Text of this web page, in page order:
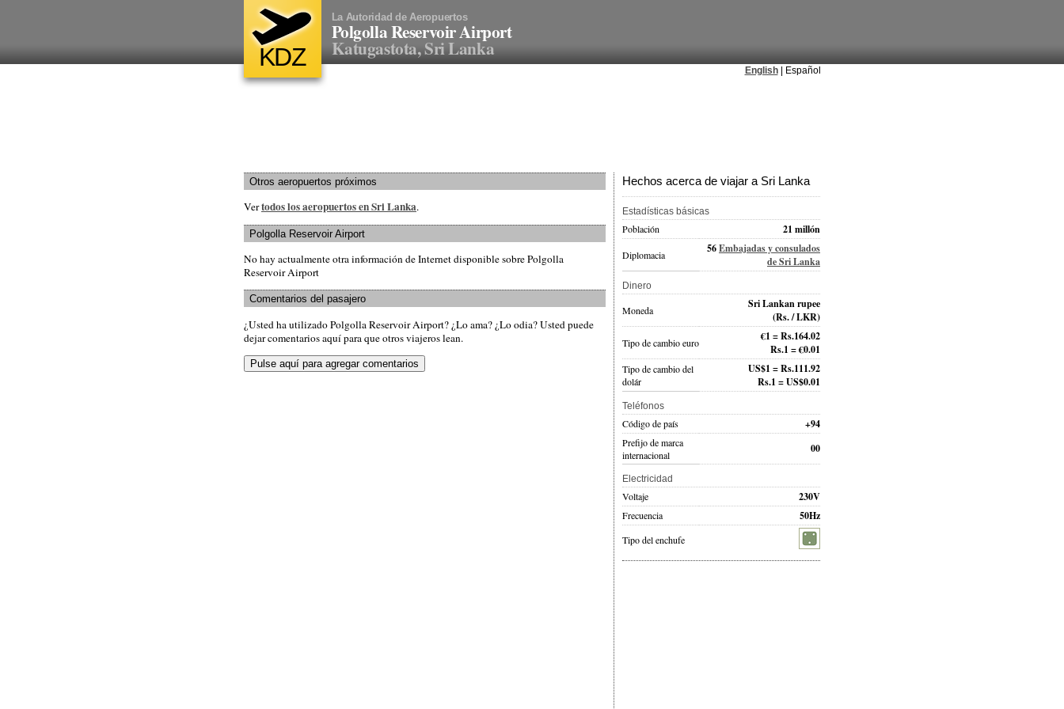
KDZ
La Autoridad de Aeropuertos
Polgolla Reservoir Airport
Katugastota, Sri Lanka
English| Español
Otros aeropuertos próximos
Vertodos los aeropuertos en Sri Lanka.
Polgolla Reservoir Airport
No hay actualmente otra información de Internet disponible sobre Polgolla
Reservoir Airport
Comentarios del pasajero
¿Usted ha utilizado Polgolla Reservoir Airport? ¿Lo ama? ¿Lo odia? Usted puede
dejar comentarios aquí para que otros viajeros lean.
Hechos acerca de viajar a Sri Lanka
Estadísticas básicas
Población 21 millón
Diplomacia 56Embajadas y consulados
de Sri Lanka
Dinero
Moneda
Sri Lankan rupee
(Rs. / LKR)
Tipo de cambio euro
€1 = Rs.164.02
Rs.1 = €0.01
Tipo de cambio del
dolár
US$1 = Rs.111.92
Rs.1 = US$0.01
Teléfonos
Código de país +94
Prefijo de marca
internacional
00
Electricidad
Voltaje 230V
Frecuencia 50Hz
Tipo del enchufe